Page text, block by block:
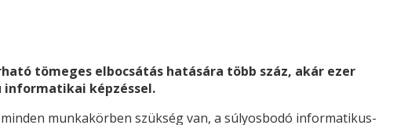
tömeges elbocsátás hatására több száz, akár ezer
informatikai képzéssel.
munkakörben szükség van, a súlyosbodó informatikus-